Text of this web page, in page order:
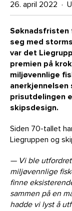
26. april 2022 ·
Søknadsfristen
seg med
var det
premien på
miljøvennlige
anerkjennelsen
prisutdelingen
skipsdesign.
Siden 70-tallet
Liegruppen og
— Vi ble utfordret
miljøvennlige
finne
sammen på en
hadde vi lyst å